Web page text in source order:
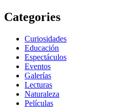
Categories
Curiosidades
Educación
Espectáculos
Eventos
Galerías
Lecturas
Naturaleza
Películas